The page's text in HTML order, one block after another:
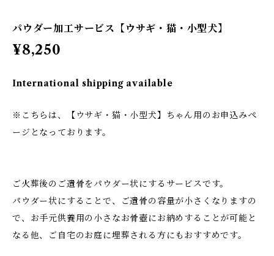
パウダー加工サービス【ウサギ・猫・小型犬】
¥8,250
International shipping available
※こちらは、【ウサギ・猫・小型犬】ちゃん用のお申込みペ
ージとなっております。
ご火葬後のご遺骨をパウダー状にするサービスです。
パウダー状にすることで、ご遺骨の容量が小さくなりますの
で、お手元供養用の小さなお骨壺にお納めすることが可能と
なる他、ご自宅のお庭に埋葬される方にもおすすめです。